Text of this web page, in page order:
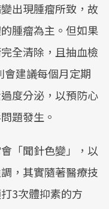
出現腫瘤所致，故
腫瘤為主。但如果
全清除，且抽血檢
建議每個月定期
度分泌，以預防心
題發生。
「聞針色變」，以
，其實隨著醫療技
3次體抑素的方